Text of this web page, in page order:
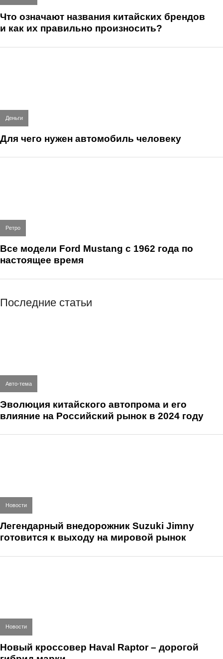
Что означают названия китайских брендов
и как их правильно произносить?
Деньги
Для чего нужен автомобиль человеку
Ретро
Все модели Ford Mustang с 1962 года по
настоящее время
Последние статьи
Авто-тема
Эволюция китайского автопрома и его
влияние на Российский рынок в 2024 году
Новости
Легендарный внедорожник Suzuki Jimny
готовится к выходу на мировой рынок
Новости
Новый кроссовер Haval Raptor – дорогой